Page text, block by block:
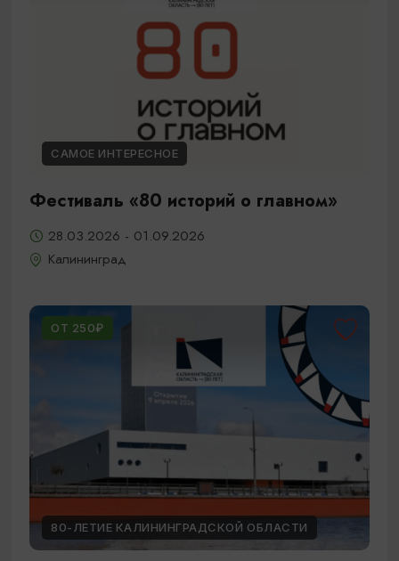
САМОЕ ИНТЕРЕСНОЕ
Фестиваль «80 историй о главном»
28.03.2026 - 01.09.2026
Калининград
ОТ 250₽
80-ЛЕТИЕ КАЛИНИНГРАДСКОЙ ОБЛАСТИ